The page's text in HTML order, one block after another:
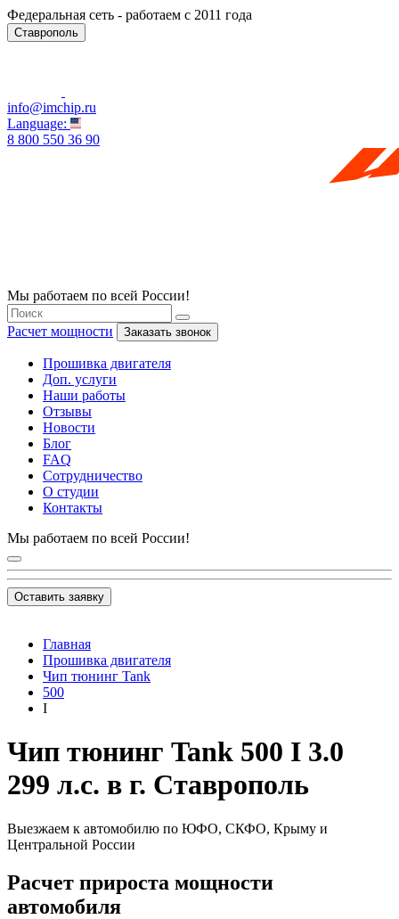
Федеральная сеть - работаем с 2011 года
Ставрополь
info@imchip.ru
Language:
8 800 550 36 90
Мы работаем по всей России!
Расчет мощности Заказать звонок
Прошивка двигателя
Доп. услуги
Наши работы
Отзывы
Новости
Блог
FAQ
Сотрудничество
О студии
Контакты
Мы работаем по всей России!
Оставить заявку
Главная
Прошивка двигателя
Чип тюнинг Tank
500
I
Чип тюнинг Tank 500 I 3.0
299 л.с. в г. Ставрополь
Выезжаем к автомобилю по ЮФО, СКФО, Крыму и
Центральной России
Расчет прироста мощности
автомобиля